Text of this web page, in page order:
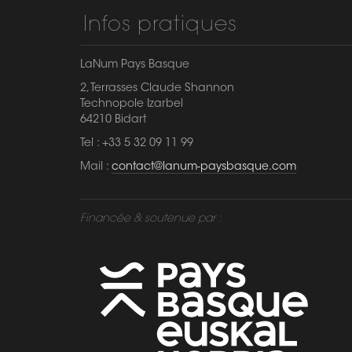
Infos pratiques
LaNum Pays Basque
2, Terrasses Claude Shannon
Technopole Izarbel
64210 Bidart
Tel : +33 5 32 09 11 99
Mail : contact@lanum-paysbasque.com
Financée & soutenue par :